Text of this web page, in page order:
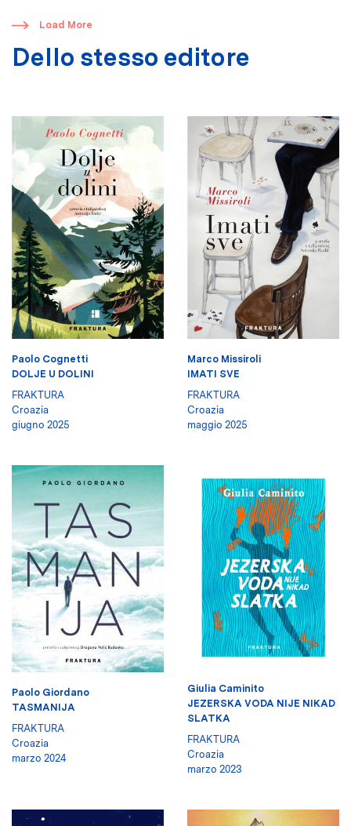
​ Load More
Dello stesso editore
Paolo Cognetti
DOLJE U DOLINI
FRAKTURA
Croazia
giugno 2025
Marco Missiroli
IMATI SVE
FRAKTURA
Croazia
maggio 2025
Paolo Giordano
TASMANIJA
FRAKTURA
Croazia
marzo 2024
Giulia Caminito
JEZERSKA VODA NIJE NIKAD
SLATKA
FRAKTURA
Croazia
marzo 2023